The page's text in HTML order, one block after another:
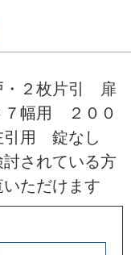
２枚片引 扉
幅用 ２００
引用 錠なし
されている方
ただけます